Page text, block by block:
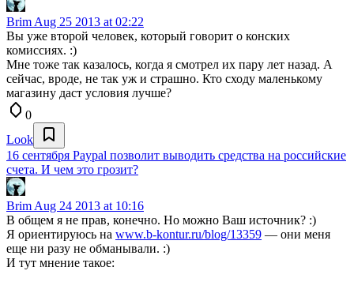
Brim Aug 25 2013 at 02:22
Вы уже второй человек, который говорит о конских
комиссиях. :)
Мне тоже так казалось, когда я смотрел их пару лет назад. А
сейчас, вроде, не так уж и страшно. Кто сходу маленькому
магазину даст условия лучше?
0
Look
16 сентября Paypal позволит выводить средства на российские
счета. И чем это грозит?
Brim Aug 24 2013 at 10:16
В общем я не прав, конечно. Но можно Ваш источник? :)
Я ориентируюсь на www.b-kontur.ru/blog/13359 — они меня
еще ни разу не обманывали. :)
И тут мнение такое: